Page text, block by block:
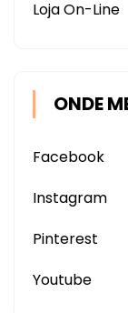
Loja On-Line
ONDE
Facebook
Instagram
Pinterest
Youtube